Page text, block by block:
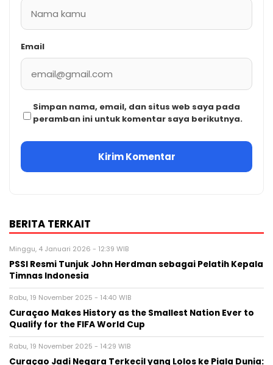
Email
Simpan nama, email, dan situs web saya pada
peramban ini untuk komentar saya berikutnya.
BERITA TERKAIT
Minggu, 4 Januari 2026 - 12:39 WIB
PSSI Resmi Tunjuk John Herdman sebagai Pelatih Kepala
Timnas Indonesia
Rabu, 19 November 2025 - 14:40 WIB
Curaçao Makes History as the Smallest Nation Ever to
Qualify for the FIFA World Cup
Rabu, 19 November 2025 - 14:29 WIB
Curaçao Jadi Negara Terkecil yang Lolos ke Piala Dunia: